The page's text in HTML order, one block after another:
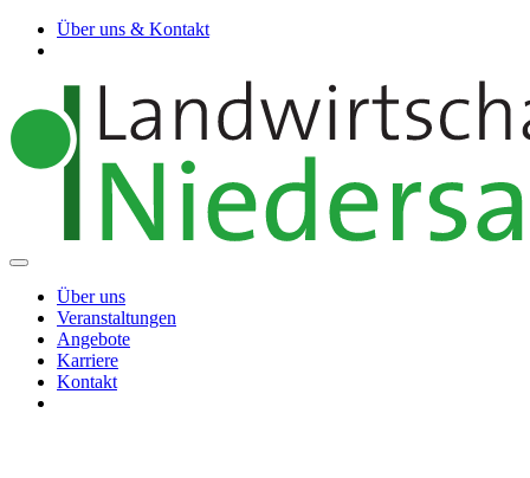
Über uns & Kontakt
Über uns
Veranstaltungen
Angebote
Karriere
Kontakt